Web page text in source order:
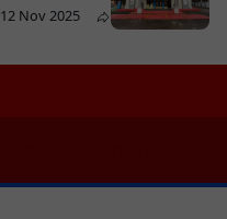
12 Nov 2025